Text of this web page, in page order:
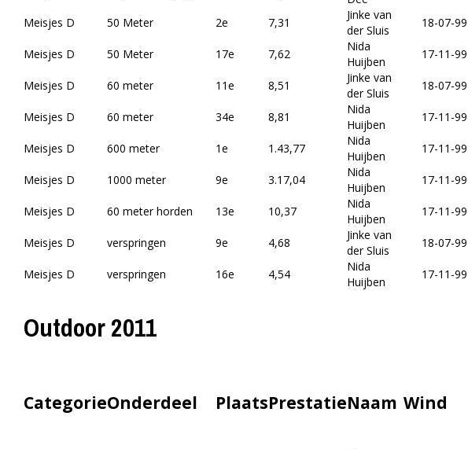
Meisjes D 50 Meter 2e 7,31
Jinke van
der Sluis
18-07-99
Meisjes D 50 Meter 17e 7,62
Nida
Huijben
17-11-99
Meisjes D 60 meter 11e 8,51
Jinke van
der Sluis
18-07-99
Meisjes D 60 meter 34e 8,81
Nida
Huijben
17-11-99
Meisjes D 600 meter 1e 1.43,77
Nida
Huijben
17-11-99
Meisjes D 1000 meter 9e 3.17,04
Nida
Huijben
17-11-99
Meisjes D 60 meter horden 13e 10,37
Nida
Huijben
17-11-99
Meisjes D verspringen 9e 4,68
Jinke van
der Sluis
18-07-99
Meisjes D verspringen 16e 4,54
Nida
Huijben
17-11-99
Outdoor 2011
CategorieOnderdeel PlaatsPrestatieNaam Wind